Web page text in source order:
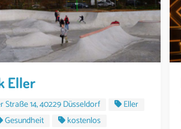
Eller
Straße 14, 40229 Düsseldorf
Eller
Gesundheit
kostenlos